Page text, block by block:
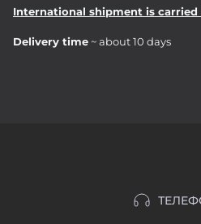
International shipment is carried
Delivery time ~ about 10 days